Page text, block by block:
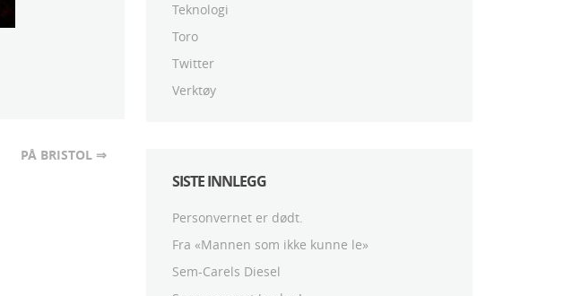
PÅ BRISTOL ⇒
Teknologi
Toro
Twitter
Verktøy
SISTE INNLEGG
Personvernet er dødt.
Fra «Mannen som ikke kunne le»
Sem-Carels Diesel